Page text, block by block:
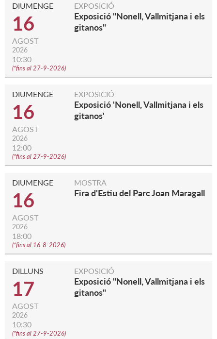
DIUMENGE
16
AGOST
2026
10:30
(*fins al 27-9-2026)
EXPOSICIÓ
Exposició "Nonell, Vallmitjana i els
gitanos"
DIUMENGE
16
AGOST
2026
12:00
(*fins al 27-9-2026)
EXPOSICIÓ
Exposició 'Nonell, Vallmitjana i els
gitanos'
DIUMENGE
16
AGOST
2026
18:00
(*fins al 16-8-2026)
MOSTRA
Fira d'Estiu del Parc Joan Maragall
DILLUNS
17
AGOST
2026
10:30
(*fins al 27-9-2026)
EXPOSICIÓ
Exposició "Nonell, Vallmitjana i els
gitanos"